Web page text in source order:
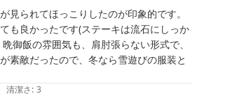
られてほっこりしたのが印象的です。
も良かったです(ステーキは流石にしっか
御飯の雰囲気も、肩肘張らない形式で、
素敵だったので、冬なら雪遊びの服装と
清潔さ: 3